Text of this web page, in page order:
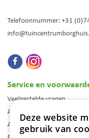
Telefoonnummer: +31
Service en
Veelgestelde vragen
Algemene voorwaarden
Assortiment
Deze website
gebruik van